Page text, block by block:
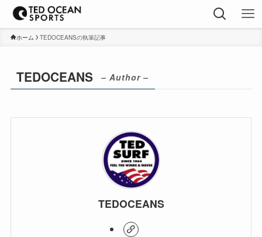
ホーム TEDOCEANSの執筆記事
TEDOCEANS – Author –
TEDOCEANS